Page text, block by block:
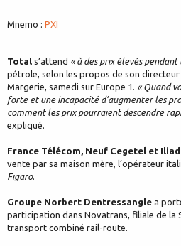
Mnemo : PXI
Total s’attend « à des prix élevés pendant
pétrole, selon les propos de son
Margerie, samedi sur Europe 1. « Quand
forte et une incapacité d’augmenter les
comment les prix pourraient descendre
expliqué.
France Télécom, Neuf Cegetel et Iliad
vente par sa maison mère, l’opérateur
Figaro.
Groupe Norbert Dentressangle a
participation dans Novatrans, filiale de la
transport combiné rail-route.